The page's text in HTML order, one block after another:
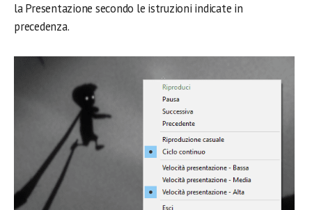
la Presentazione secondo le istruzioni indicate in
precedenza.